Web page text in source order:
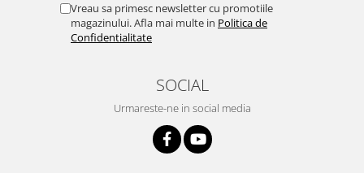
Vreau sa primesc newsletter cu promotiile
magazinului. Afla mai multe in Politica de
Confidentialitate
SOCIAL
Urmareste-ne in social media